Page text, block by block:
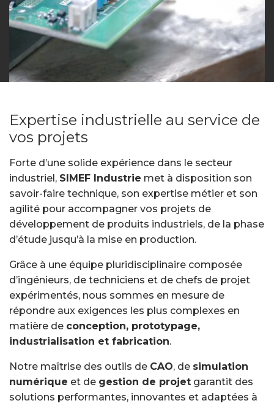
Expertise industrielle au service de
vos projets
Forte d’une solide expérience dans le secteur
industriel, SIMEF Industrie met à disposition son
savoir-faire technique, son expertise métier et son
agilité pour accompagner vos projets de
développement de produits industriels, de la phase
d’étude jusqu’à la mise en production.
Grâce à une équipe pluridisciplinaire composée
d’ingénieurs, de techniciens et de chefs de projet
expérimentés, nous sommes en mesure de
répondre aux exigences les plus complexes en
matière de conception, prototypage,
industrialisation et fabrication.
Notre maîtrise des outils de CAO, de simulation
numérique et de gestion de projet garantit des
solutions performantes, innovantes et adaptées à